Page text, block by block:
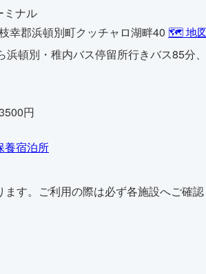
ミナル
幸郡浜頓別町クッチャロ湖畔40 🗺️ 地
浜頓別・稚内バス停留所行きバス85分
円
宿泊所
す。ご利用の際は必ず各施設へご確認